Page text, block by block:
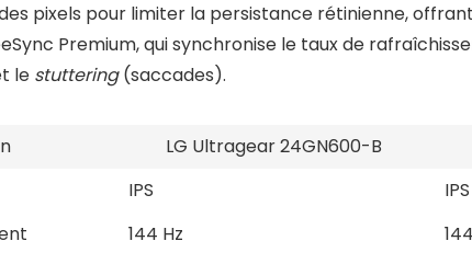
des pixels pour limiter la persistance rétinienne,
Premium, qui synchronise le taux de
le stuttering(saccades).
LG Ultragear 24GN600-B
IPS IPS
144 Hz